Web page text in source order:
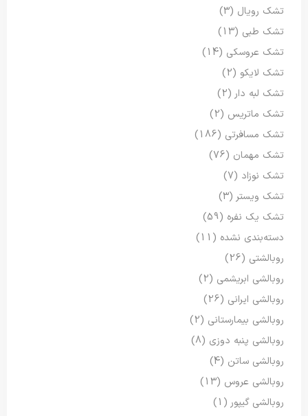
تشک رویال (3)
تشک طبی (13)
تشک عروسکی (14)
تشک لایکو (2)
تشک لبه دار(2)
تشک ماتریس (2)
تشک مسافرتی (186)
تشک مهمان (76)
تشک نوزاد (7)
تشک ویستر(3)
تشک یک نفره (59)
دسته‌بندی نشده (11)
روبالشتی (26)
روبالشی ابریشمی (2)
روبالشی ایرانی (26)
روبالشی بیمارستانی (2)
روبالشی پنبه دوزی (8)
روبالشی ساتن (4)
روبالشی عروس (13)
روبالشی گیپور(1)